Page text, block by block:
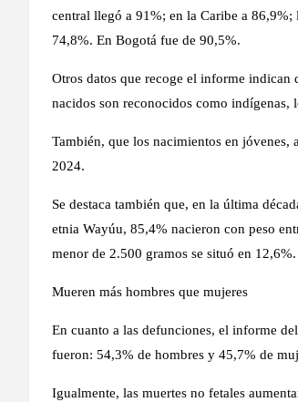
central llegó a 91%; en la Caribe a
74,8%. En Bogotá fue de 90,5%.
Otros datos que recoge el informe indican
nacidos son reconocidos como indígenas,
También, que los nacimientos en
2024.
Se destaca también que, en la última
etnia Wayúu, 85,4% nacieron con peso
menor de 2.500 gramos se situó en 12,6%.
Mueren más hombres que mujeres
En cuanto a las defunciones, el informe
fueron: 54,3% de hombres y 45,7% de
Igualmente, las muertes no fetales